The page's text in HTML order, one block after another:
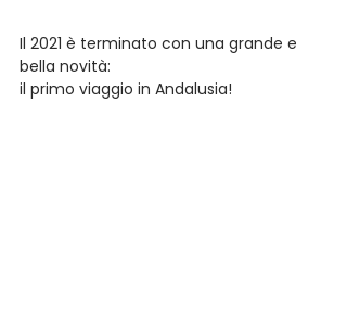
Il 2021 è terminato con una grande e
bella novità:
il primo viaggio in Andalusia!